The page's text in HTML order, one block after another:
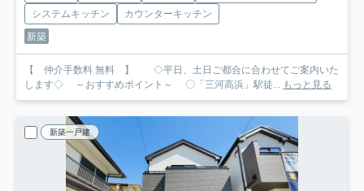
システムキッチン
カウンターキッチン
新築
【 仲介手数料 無料 】 ◇平日、土日ご都合に合わせてご案内いた
します◇ ～おすすめポイント～ 〇「三河高浜」駅徒... もっと見る
新築一戸建